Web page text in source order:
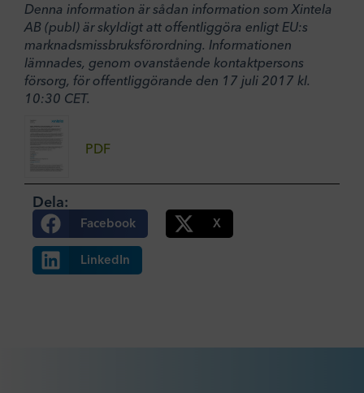
Denna information är sådan information som Xintela
AB (publ) är skyldigt att offentliggöra enligt EU:s
marknadsmissbruksförordning. Informationen
lämnades, genom ovanstående kontaktpersons
försorg, för offentliggörande den 17 juli 2017 kl.
10:30 CET.
PDF
Dela:
Facebook X
LinkedIn